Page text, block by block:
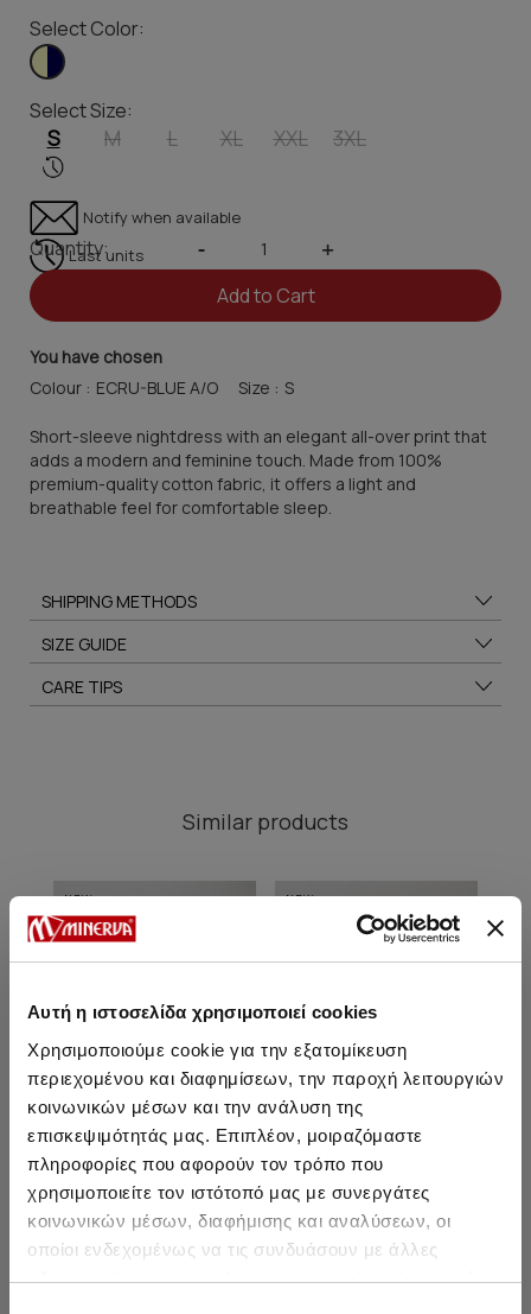
Αυτή η ιστοσελίδα χρησιμοποιεί cookies
Χρησιμοποιούμε cookie για την εξατομίκευση
περιεχομένου και διαφημίσεων, την παροχή λειτουργιών
κοινωνικών μέσων και την ανάλυση της
επισκεψιμότητάς μας. Επιπλέον, μοιραζόμαστε
πληροφορίες που αφορούν τον τρόπο που
χρησιμοποιείτε τον ιστότοπό μας με συνεργάτες
κοινωνικών μέσων, διαφήμισης και αναλύσεων, οι
οποίοι ενδεχομένως να τις συνδυάσουν με άλλες
πληροφορίες που τους έχετε παραχωρήσει ή τις οποίες
Select Color:
Select Size:
S M L XL XXL 3XL
Notify when available
Last units
Quantity: - +
Add to Cart
You have chosen
Colour :
Size :
Short-sleeve nightdress with an elegant all-over print that
adds a modern and feminine touch. Made from 100%
premium-quality cotton fabric, it offers a light and
breathable feel for comfortable sleep.
SHIPPING METHODS
SIZE GUIDE
CARE TIPS
Similar products
NEW
Boheme Sleeveless
Strappy Women's Pyjama
Sets with Long Shorts
30,30 €26,50 €
NEW
Boheme Sleeveless
Strappy Women's
Nightdress
23,90 €20,90 €